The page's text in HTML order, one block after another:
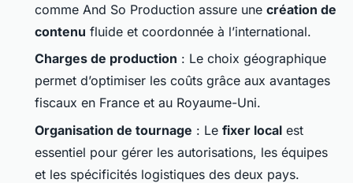
comme And So Production assure une création de
contenu fluide et coordonnée à l’international.
Charges de production : Le choix géographique
permet d’optimiser les coûts grâce aux avantages
fiscaux en France et au Royaume-Uni.
Organisation de tournage : Le fixer local est
essentiel pour gérer les autorisations, les équipes
et les spécificités logistiques des deux pays.